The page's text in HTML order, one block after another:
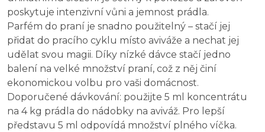
poskytuje intenzivní vůni a jemnost prádla.
Parfém do praní je snadno použitelný – stačí jej
přidat do pracího cyklu místo aviváže a nechat jej
udělat svou magii. Díky nízké dávce stačí jedno
balení na velké množství praní, což z něj činí
ekonomickou volbu pro vaši domácnost.
Doporučené dávkování: použijte 5 ml koncentrátu
na 4 kg prádla do nádobky na aviváž. Pro lepší
představu 5 ml odpovídá množství plného víčka.